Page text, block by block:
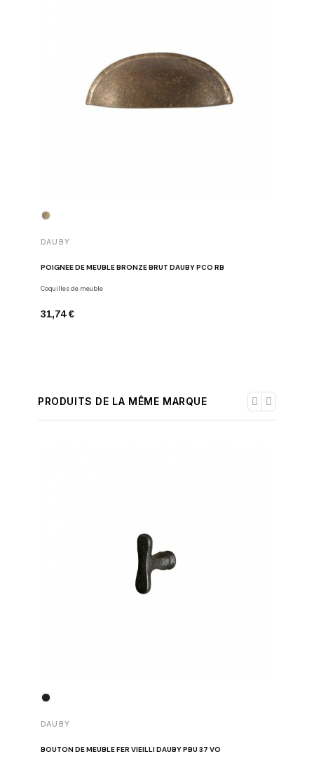
DAUBY
POIGNÉE DE MEUBLE BRONZE BRUT DAUBY PCO RB
Coquilles de meuble
31,74 €
PRODUITS DE LA MÊME MARQUE
DAUBY
BOUTON DE MEUBLE FER VIEILLI DAUBY PBU 37 VO